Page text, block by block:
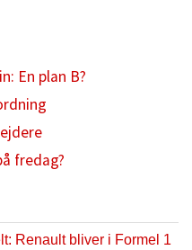
En plan B?
fredag?
Renault bliver i Formel 1